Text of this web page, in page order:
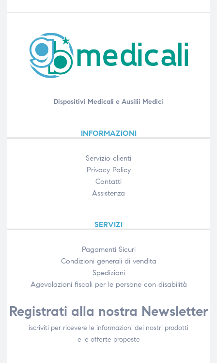
Dispositivi Medicali e Ausilii Medici
INFORMAZIONI
Servizio clienti
Privacy Policy
Contatti
Assistenza
SERVIZI
Pagamenti Sicuri
Condizioni generali di vendita
Spedizioni
Agevolazioni fiscali per le persone con disabilità​
Registrati alla nostra Newsletter
iscriviti per ricevere le informazioni dei nostri prodotti
e le offerte proposte